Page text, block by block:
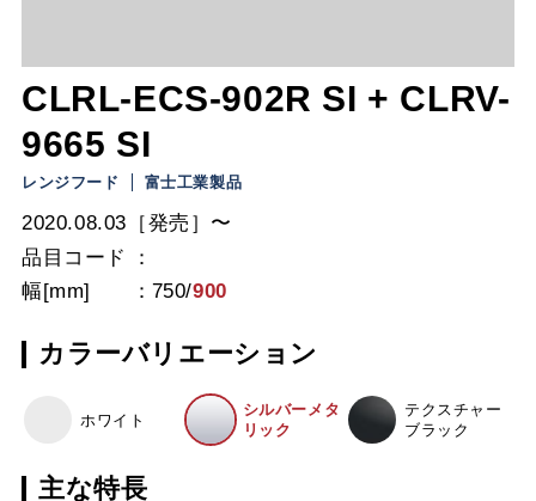
CLRL-ECS-902R SI + CLRV-
9665 SI
レンジフード 富士工業製品
2020.08.03［発売］〜
品目コード
幅[mm]
750/900
カラーバリエーション
ホワイト
シルバーメタ
リック
テクスチャー
ブラック
主な特長